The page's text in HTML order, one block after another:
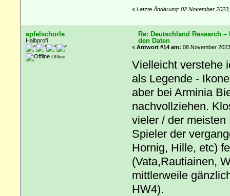
« Letzte Änderung: 02.November
apfelschorle
Halbprofi
Offline
Re: Deutschland Research –
den Daten
« Antwort #14 am: 08.November
Vielleicht verstehe
als Legende -
aber bei Arminia
nachvollziehen.
vieler / der
Spieler der
Hornig, Hille, etc)
(Vata,Rautiainen,
mittlerweile
HW4).